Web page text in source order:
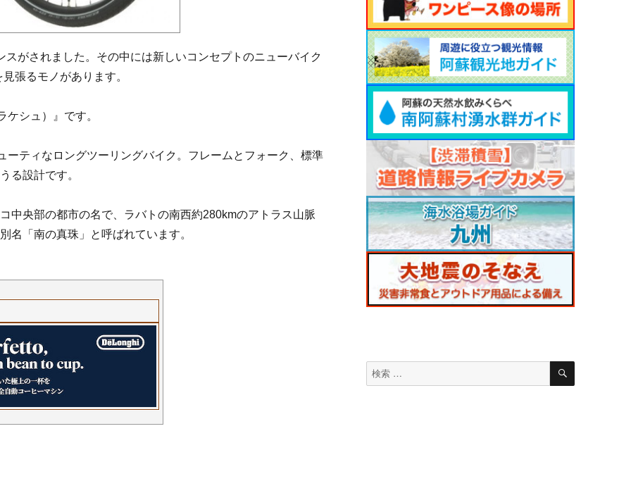
がされました。その中には新しいコンセプトのニューバイク
張るモノがあります。
シュ）』です。
ティなロングツーリングバイク。フレームとフォーク、標準
る設計です。
中央部の都市の名で、ラバトの南西約280kmのアトラス山脈
名「南の真珠」と呼ばれています。
検
索
検